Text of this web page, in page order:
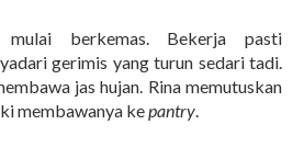
berkemas. Bekerja pasti
gerimis yang turun sedari tadi.
jas hujan. Rina memutuskan
membawanya kepantry.